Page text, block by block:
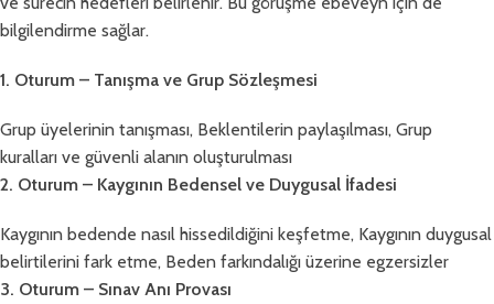
bilgilendirme sağlar.
1. Oturum – Tanışma ve Grup Sözleşmesi
Grup üyelerinin tanışması, Beklentilerin paylaşılması, Grup
kuralları ve güvenli alanın oluşturulması
2. Oturum – Kaygının Bedensel ve Duygusal İfadesi
Kaygının bedende nasıl hissedildiğini keşfetme, Kaygının duygusal
belirtilerini fark etme, Beden farkındalığı üzerine egzersizler
3. Oturum – Sınav Anı Provası